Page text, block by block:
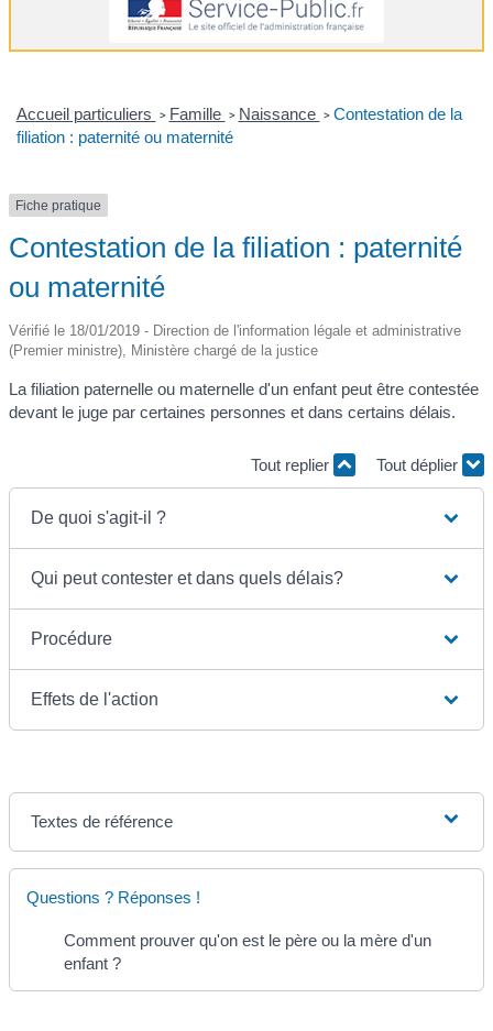
Accueil particuliers > Famille > Naissance > Contestation de la
filiation : paternité ou maternité
Fiche pratique
Contestation de la filiation : paternité
ou maternité
Vérifié le 18/01/2019 - Direction de l'information légale et administrative
(Premier ministre), Ministère chargé de la justice
La filiation paternelle ou maternelle d'un enfant peut être contestée
devant le juge par certaines personnes et dans certains délais.
Tout replier Tout déplier
De quoi s'agit-il ?
Qui peut contester et dans quels délais?
Procédure
Effets de l'action
Textes de référence
Questions ? Réponses !
Comment prouver qu'on est le père ou la mère d'un
enfant ?